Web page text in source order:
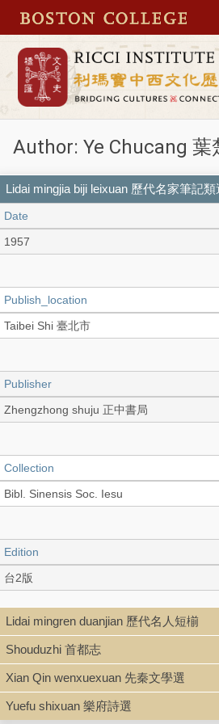
Author: Ye Chucang 葉
Lidai mingjia biji leixuan 歷代名家筆記類
Date
1957
Publish_location
Taibei Shi 臺北市
Publisher
Zhengzhong shuju 正中書局
Collection
Bibl. Sinensis Soc. Iesu
Edition
台2版
Language
Chinese 中文[繁體]
Record_type
Lidai mingren duanjian 歷代名人短椾
Shouduzhi 首都志
Xian Qin wenxuexuan 先秦文學選
Yuefu shixuan 樂府詩選